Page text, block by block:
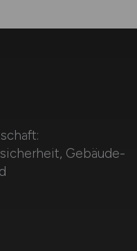
Gebäude-